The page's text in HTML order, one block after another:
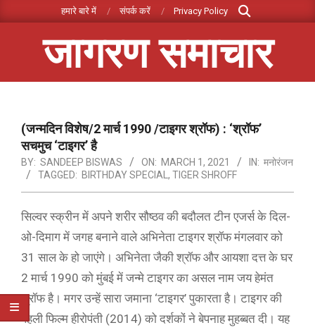
to
हमारे बारे में संपर्क करें Privacy Policy
Search
जागरण समाचार
Menu(जन्मदिन विशेष/2 मार्च 1990 /टाइगर श्रॉफ) : ‘श्रॉफ’
सचमुच ‘टाइगर’ है
BY: SANDEEP BISWAS ON: MARCH 1, 2021 IN: मनोरंजन
TAGGED: BIRTHDAY SPECIAL , TIGER SHROFF
सिल्वर स्क्रीन में अपने शरीर सौष्ठव की बदौलत टीन एजर्स के दिल-
ओ-दिमाग में जगह बनाने वाले अभिनेता टाइगर श्रॉफ मंगलवार को
31 साल के हो जाएंगे। अभिनेता जैकी श्रॉफ और आयशा दत्त के घर
2 मार्च 1990 को मुंबई में जन्मे टाइगर का असल नाम जय हेमंत
श्रॉफ है। मगर उन्हें सारा जमाना ‘टाइगर’ पुकारता है। टाइगर की
पहली फिल्म हीरोपंती (2014) को दर्शकों ने बेपनाह मुहब्बत दी। यह